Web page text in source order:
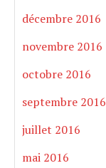
décembre 2016
novembre 2016
octobre 2016
septembre 2016
juillet 2016
mai 2016